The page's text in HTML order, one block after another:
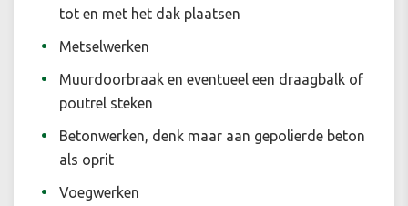
tot en met het dak plaatsen
Metselwerken
Muurdoorbraak en eventueel een draagbalk of
poutrel steken
Betonwerken, denk maar aan gepolierde beton
als oprit
Voegwerken